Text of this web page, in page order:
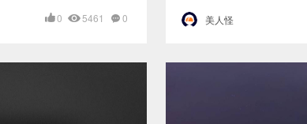
0 5461 0 美人怪